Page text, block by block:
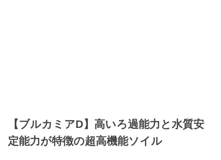
【ブルカミアD】高いろ過能力と水質安
定能力が特徴の超高機能ソイル